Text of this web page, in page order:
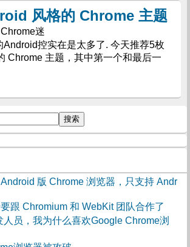
风格的 Chrome 主题
迷
Android控实在是太多了. 今天推荐5枚
Chrome 主题，其中第一个和最后一
版 Chrome 浏览器，只支持 Andr
跟 Chromium 和 WebKit 团队合作了
人员，我为什么喜欢Google Chrome浏